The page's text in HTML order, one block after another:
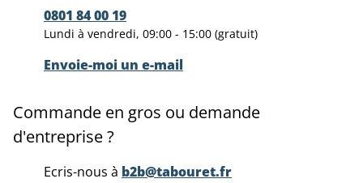
0801 84 00 19
Lundi à vendredi, 09:00 - 15:00 (gratuit)
Envoie-moi un e-mail
Commande en gros ou demande
d'entreprise ?
Ecris-nous à b2b@tabouret.fr